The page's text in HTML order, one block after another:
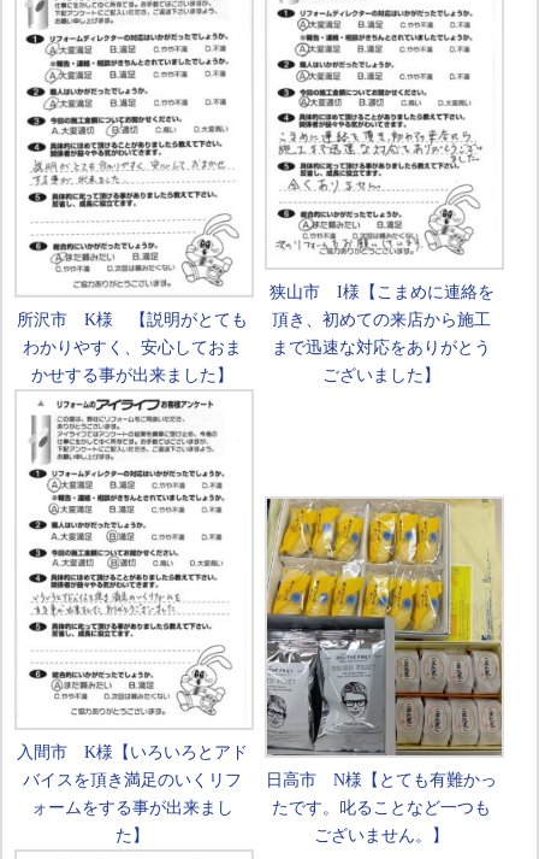
所沢市 K様 【説明がとても
わかりやすく、安心しておま
かせする事が出来ました】
狭山市 I様【こまめに連絡を
頂き、初めての来店から施工
まで迅速な対応をありがとう
ございました】
入間市 K様【いろいろとアド
バイスを頂き満足のいくリフ
ォームをする事が出来まし
た】
日高市 N様【とても有難かっ
たです。叱ることなど一つも
ございません。】